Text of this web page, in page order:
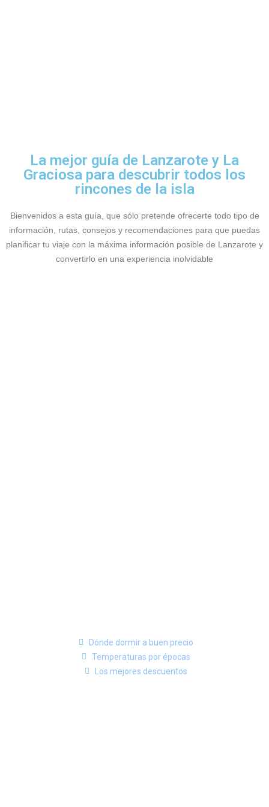
La mejor guía de Lanzarote y La
Graciosa para descubrir todos los
rincones de la isla
Bienvenidos a esta guía, que sólo pretende ofrecerte todo tipo de
información, rutas, consejos y recomendaciones para que puedas
planificar tu viaje con la máxima información posible de Lanzarote y
convertirlo en una experiencia inolvidable
Dónde dormir a buen precio
Temperaturas por épocas
Los mejores descuentos